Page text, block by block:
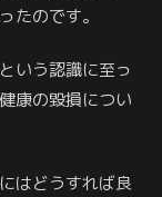
たのです。
いう認識に至っ
康の毀損につい
はどうすれば良